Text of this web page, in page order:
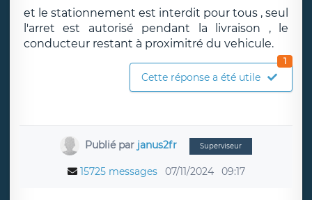
et le stationnement est interdit pour tous , seul
l'arret est autorisé pendant la livraison , le
conducteur restant à proximitré du vehicule.
Cette réponse a été utile
1
Publié par janus2fr Superviseur
15725 messages 07/11/2024 09:17